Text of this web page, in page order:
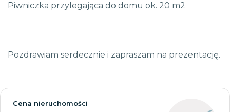
Piwniczka przylegająca do domu ok. 20 m2
Pozdrawiam serdecznie i zapraszam na prezentację.
Cena nieruchomości